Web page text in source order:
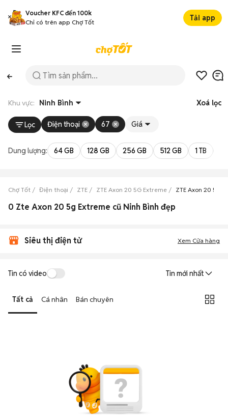
Voucher KFC đến 100k
Chỉ có trên app Chợ Tốt
Tải app
Khu vực: Ninh Bình Xoá lọc
Lọc Điện thoại 67 Giá
Dung lượng: 64 GB 128 GB 256 GB 512 GB 1 TB
Chợ Tốt Điện thoại ZTE ZTE Axon 20 5G Extreme ZTE Axon 20 5G
0 Zte Axon 20 5g Extreme cũ Ninh Bình đẹp
Siêu thị điện tử Xem Cửa hàng
Tin có video Tin mới nhất
Tất cả Cá nhân Bán chuyên